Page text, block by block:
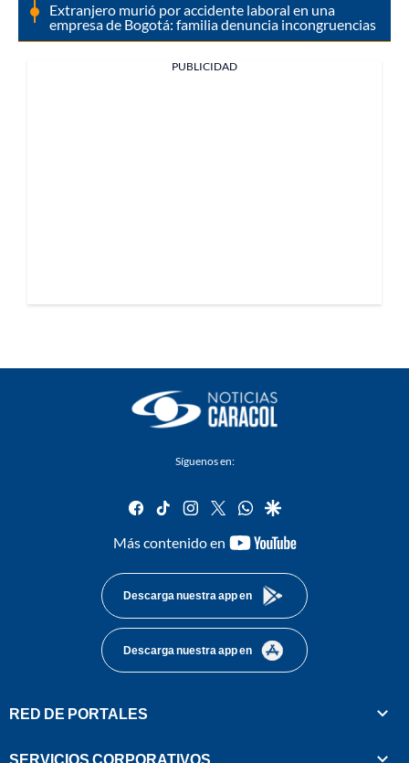
Extranjero murió por accidente laboral en una
empresa de Bogotá: familia denuncia incongruencias
PUBLICIDAD
Síguenos en:
facebook
tiktok instagram
twitterwhatsapp
google
Más contenido en
youtube-
Descarga nuestra app en
Descarga nuestra app en
RED DE PORTALES
SERVICIOS CORPORATIVOS